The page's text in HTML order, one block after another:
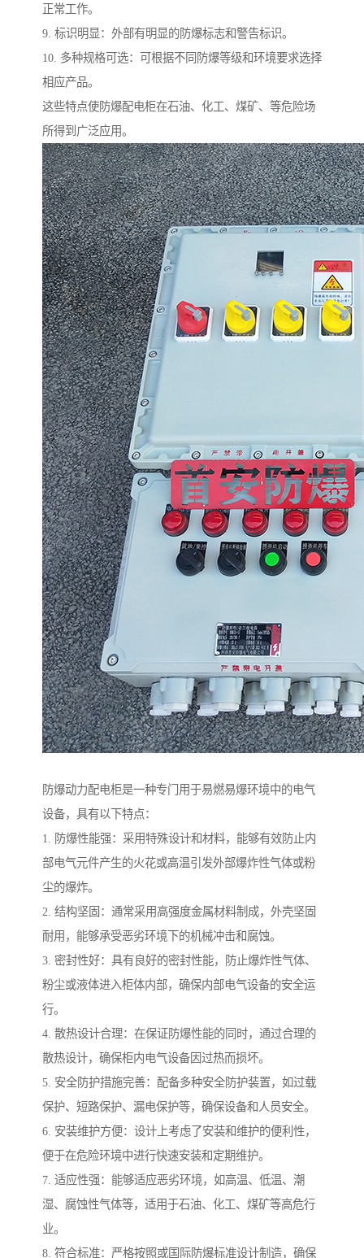
正常工作。
9. 标识明显：外部有明显的防爆标志和警告标识。
10. 多种规格可选：可根据不同防爆等级和环境要求选择
相应产品。
这些特点使防爆配电柜在石油、化工、煤矿、等危险场
所得到广泛应用。
防爆动力配电柜是一种专门用于易燃易爆环境中的电气
设备，具有以下特点：
1. 防爆性能强：采用特殊设计和材料，能够有效防止内
部电气元件产生的火花或高温引发外部爆炸性气体或粉
尘的爆炸。
2. 结构坚固：通常采用高强度金属材料制成，外壳坚固
耐用，能够承受恶劣环境下的机械冲击和腐蚀。
3. 密封性好：具有良好的密封性能，防止爆炸性气体、
粉尘或液体进入柜体内部，确保内部电气设备的安全运
行。
4. 散热设计合理：在保证防爆性能的同时，通过合理的
散热设计，确保柜内电气设备因过热而损坏。
5. 安全防护措施完善：配备多种安全防护装置，如过载
保护、短路保护、漏电保护等，确保设备和人员安全。
6. 安装维护方便：设计上考虑了安装和维护的便利性，
便于在危险环境中进行快速安装和定期维护。
7. 适应性强：能够适应恶劣环境，如高温、低温、潮
湿、腐蚀性气体等，适用于石油、化工、煤矿等高危行
业。
8. 符合标准：严格按照或国际防爆标准设计制造，确保